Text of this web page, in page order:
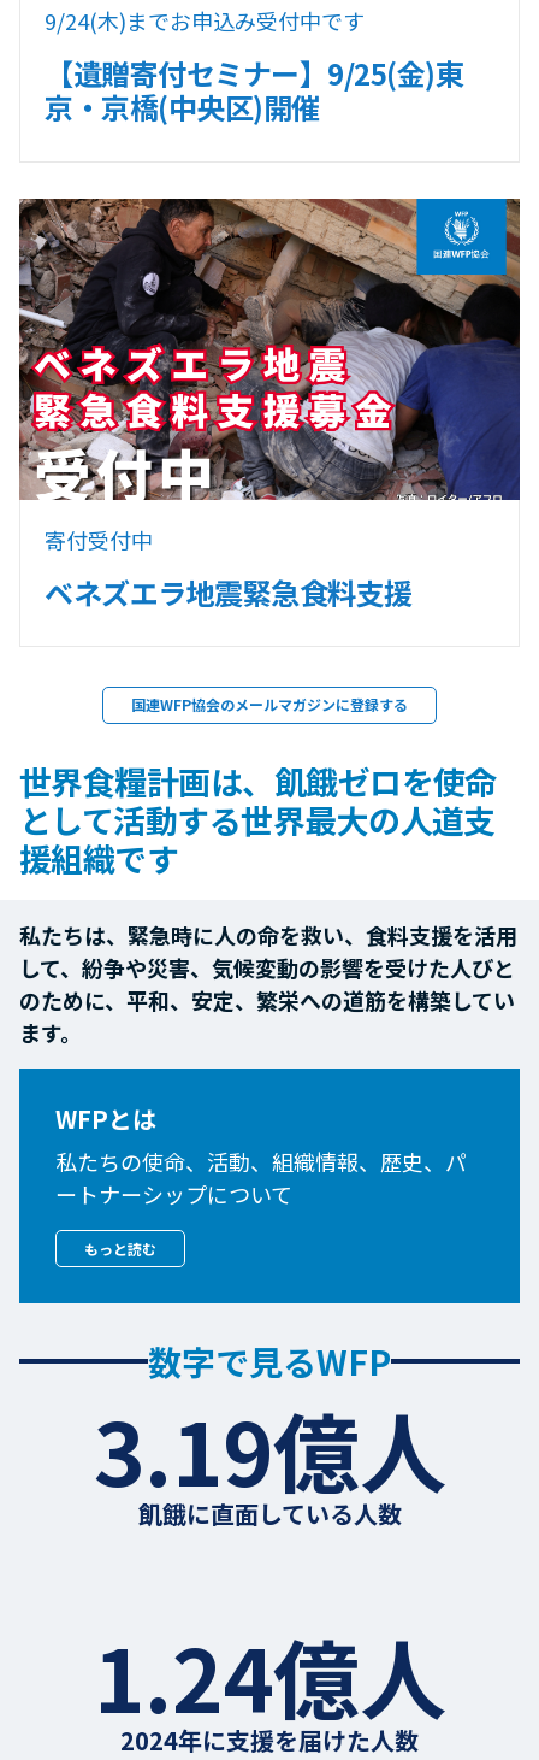
9/24(木)までお申込み受付中です
【遺贈寄付セミナー】9/25(金)東
京・京橋(中央区)開催
寄付受付中
ベネズエラ地震緊急食料支援
国連WFP協会のメールマガジンに登録する
世界食糧計画は、飢餓ゼロを使命
として活動する世界最大の人道支
援組織です
私たちは、緊急時に人の命を救い、食料支援を活用
して、紛争や災害、気候変動の影響を受けた人びと
のために、平和、安定、繁栄への道筋を構築してい
ます。
WFPとは
私たちの使命、活動、組織情報、歴史、パ
ートナーシップについて
もっと読む
数字で見るWFP
3.19億人
飢餓に直面している人数
1.24億人
2024年に支援を届けた人数